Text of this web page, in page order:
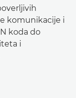
komunikacije i
koda do
i